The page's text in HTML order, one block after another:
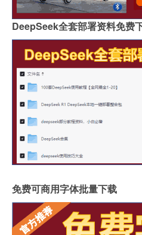
DeepSeek全套部署资料免费
免费可商用字体批量下载